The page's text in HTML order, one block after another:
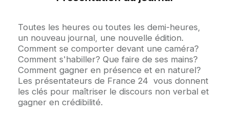
Accroche
Toutes les heures ou toutes les demi-heures,
un nouveau journal, une nouvelle édition.
Comment se comporter devant une caméra?
Comment s'habiller? Que faire de ses mains?
Comment gagner en présence et en naturel?
Les présentateurs de France 24 vous donnent
les clés pour maîtriser le discours non verbal et
gagner en crédibilité.